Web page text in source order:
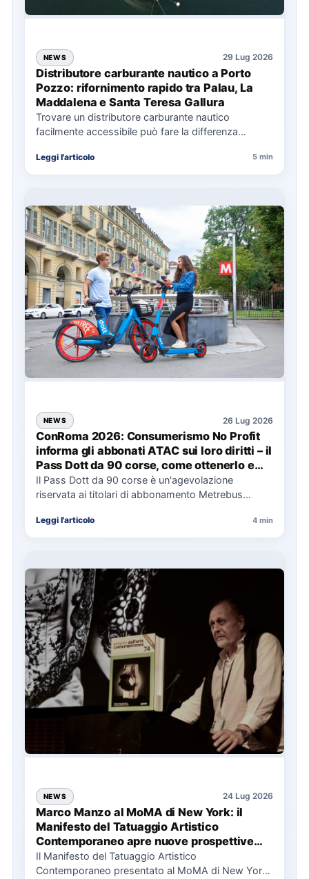
NEWS 29 Lug 2026
Distributore carburante nautico a Porto
Pozzo: rifornimento rapido tra Palau, La
Maddalena e Santa Teresa Gallura
Trovare un distributore carburante nautico
facilmente accessibile può fare la differenza
soprattutto…
Leggi l'articolo 5 min
NEWS 26 Lug 2026
ConRoma 2026: Consumerismo No Profit
informa gli abbonati ATAC sui loro diritti – il
Pass Dott da 90 corse, come ottenerlo e
cosa spetta in caso di disservizi
Il Pass Dott da 90 corse è un'agevolazione
riservata ai titolari di abbonamento Metrebus
Leggi l'articolo 4 min
NEWS 24 Lug 2026
Marco Manzo al MoMA di New York: il
Manifesto del Tatuaggio Artistico
Contemporaneo apre nuove prospettive
per il collezionismo
Il Manifesto del Tatuaggio Artistico
Contemporaneo presentato al MoMA di New York